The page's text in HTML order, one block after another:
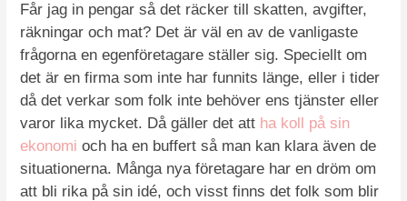
Får jag in pengar så det räcker till skatten, avgifter,
räkningar och mat? Det är väl en av de vanligaste
frågorna en egenföretagare ställer sig. Speciellt om
det är en firma som inte har funnits länge, eller i tider
då det verkar som folk inte behöver ens tjänster eller
varor lika mycket. Då gäller det att ha koll på sin
ekonomi och ha en buffert så man kan klara även de
situationerna. Många nya företagare har en dröm om
att bli rika på sin idé, och visst finns det folk som blir